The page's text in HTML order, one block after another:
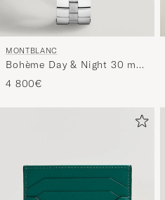
MONTBLANC
Bohème Day & Night 30 mm
Blue
4 800€